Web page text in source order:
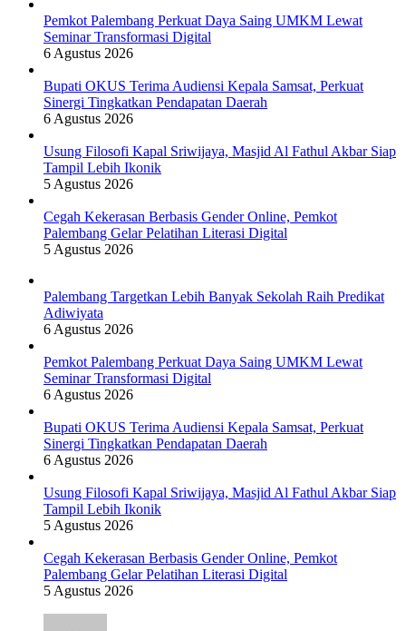
Pemkot Palembang Perkuat Daya Saing UMKM Lewat
Seminar Transformasi Digital
6 Agustus 2026
Bupati OKUS Terima Audiensi Kepala Samsat, Perkuat
Sinergi Tingkatkan Pendapatan Daerah
6 Agustus 2026
Usung Filosofi Kapal Sriwijaya, Masjid Al Fathul Akbar Siap
Tampil Lebih Ikonik
5 Agustus 2026
Cegah Kekerasan Berbasis Gender Online, Pemkot
Palembang Gelar Pelatihan Literasi Digital
5 Agustus 2026
Palembang Targetkan Lebih Banyak Sekolah Raih Predikat
Adiwiyata
6 Agustus 2026
Pemkot Palembang Perkuat Daya Saing UMKM Lewat
Seminar Transformasi Digital
6 Agustus 2026
Bupati OKUS Terima Audiensi Kepala Samsat, Perkuat
Sinergi Tingkatkan Pendapatan Daerah
6 Agustus 2026
Usung Filosofi Kapal Sriwijaya, Masjid Al Fathul Akbar Siap
Tampil Lebih Ikonik
5 Agustus 2026
Cegah Kekerasan Berbasis Gender Online, Pemkot
Palembang Gelar Pelatihan Literasi Digital
5 Agustus 2026